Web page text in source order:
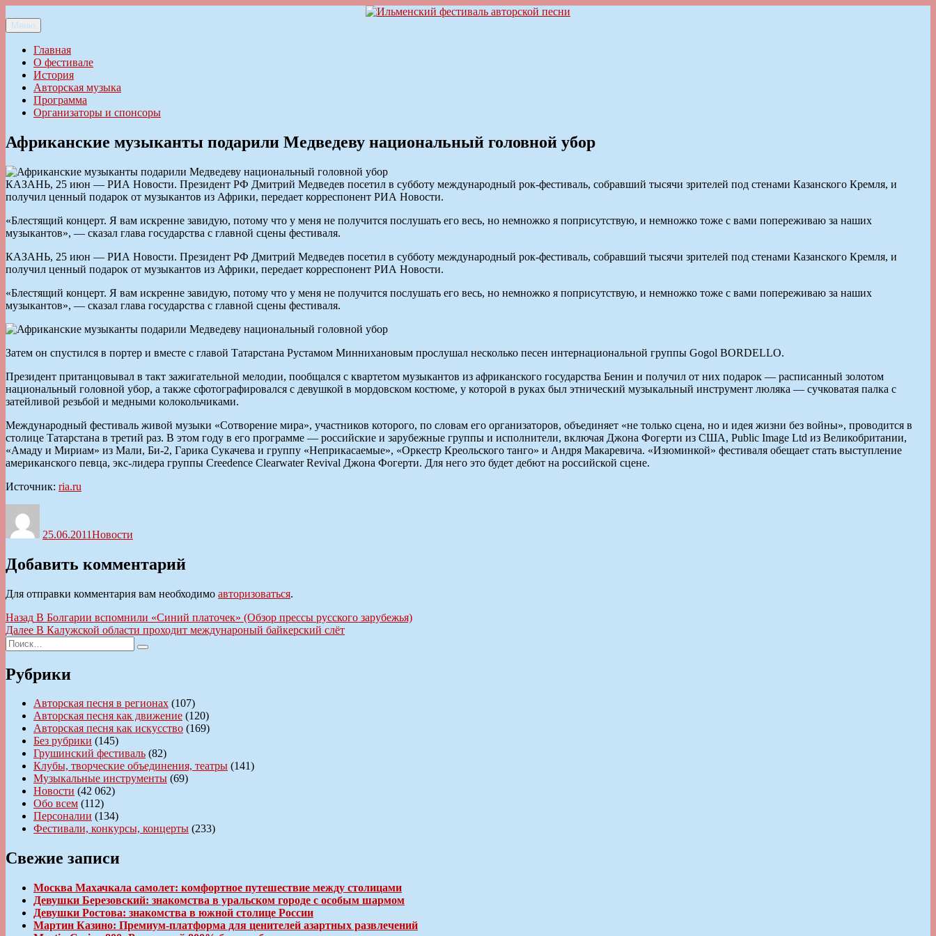
к
содержимому
Ильменский фестиваль авторской песни
Меню
Главная
О фестивале
История
Авторская музыка
Программа
Организаторы и спонсоры
Африканские музыканты подарили Медведеву национальный головной убор
КАЗАНЬ, 25 июн — РИА Новости. Президент РФ Дмитрий Медведев посетил в субботу международный рок-фестиваль, собравший тысячи зрителей под стенами Казанского Кремля, и
получил ценный подарок от музыкантов из Африки, передает корреспонент РИА Новости.
«Блестящий концерт. Я вам искренне завидую, потому что у меня не получится послушать его весь, но немножко я поприсутствую, и немножко тоже с вами попереживаю за наших
музыкантов», — сказал глава государства с главной сцены фестиваля.
КАЗАНЬ, 25 июн — РИА Новости. Президент РФ Дмитрий Медведев посетил в субботу международный рок-фестиваль, собравший тысячи зрителей под стенами Казанского Кремля, и
получил ценный подарок от музыкантов из Африки, передает корреспонент РИА Новости.
«Блестящий концерт. Я вам искренне завидую, потому что у меня не получится послушать его весь, но немножко я поприсутствую, и немножко тоже с вами попереживаю за наших
музыкантов», — сказал глава государства с главной сцены фестиваля.
Затем он спустился в портер и вместе с главой Татарстана Рустамом Миннихановым прослушал несколько песен интернациональной группы Gogol BORDELLO.
Президент пританцовывал в такт зажигательной мелодии, пообщался с квартетом музыкантов из африканского государства Бенин и получил от них подарок — расписанный золотом
национальный головной убор, а также сфотографировался с девушкой в мордовском костюме, у которой в руках был этнический музыкальный инструмент люляка — сучковатая палка с
затейливой резьбой и медными колокольчиками.
Международный фестиваль живой музыки «Сотворение мира», участников которого, по словам его организаторов, объединяет «не только сцена, но и идея жизни без войны», проводится в
столице Татарстана в третий раз. В этом году в его программе — российские и зарубежные группы и исполнители, включая Джона Фогерти из США, Public Image Ltd из Великобритании,
«Амаду и Мириам» из Мали, Би-2, Гарика Сукачева и группу «Неприкасаемые», «Оркестр Креольского танго» и Андря Макаревича. «Изюминкой» фестиваля обещает стать выступление
американского певца, экс-лидера группы Creedence Clearwater Revival Джона Фогерти. Для него это будет дебют на российской сцене.
Источник: ria.ru
25.06.2011Новости
Добавить комментарий
Для отправки комментария вам необходимо авторизоваться.
Навигация
по
записям
Назад Предыдущая
запись:
В Болгарии вспомнили «Синий платочек» (Обзор прессы русского зарубежья)
Далее Следующая
В Калужской области проходит междунароный байкерский слёт
Искать:
Поиск
Рубрики
Авторская песня в регионах (107)
Авторская песня как движение (120)
Авторская песня как искусство (169)
Без рубрики (145)
Грушинский фестиваль (82)
Клубы, творческие объединения, театры (141)
Музыкальные инструменты (69)
Новости (42 062)
Обо всем (112)
Персоналии (134)
Фестивали, конкурсы, концерты (233)
Свежие записи
Москва Махачкала самолет: комфортное путешествие между столицами
Девушки Березовский: знакомства в уральском городе с особым шармом
Девушки Ростова: знакомства в южной столице России
Мартин Казино: Премиум-платформа для ценителей азартных развлечений